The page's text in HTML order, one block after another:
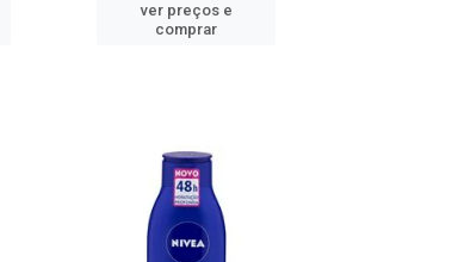
ver preços e
comprar